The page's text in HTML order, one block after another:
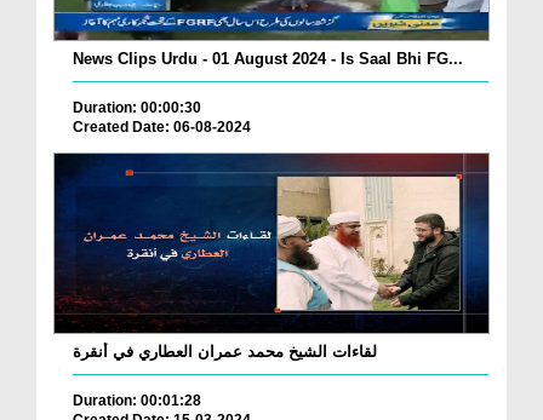
News Clips Urdu - 01 August 2024 - Is Saal Bhi FG...
Duration: 00:00:30
Created Date: 06-08-2024
لقاءات الشيخ محمد عمران العطاري في أنقرة
Duration: 00:01:28